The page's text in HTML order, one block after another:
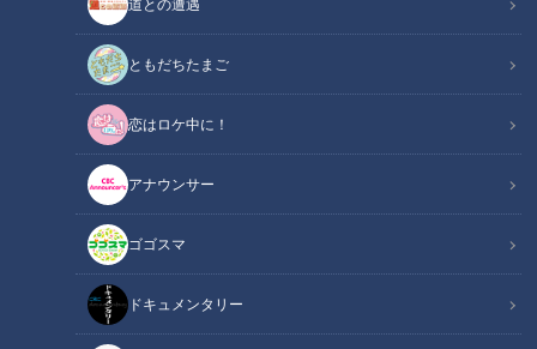
道との遭遇
ともだちたまご
恋はロケ中に！
アナウンサー
ゴゴスマ
ドキュメンタリー
「健康カプセル！ゲンキの時間」アーカイブ
身近な健康問題とその改善法を、様々なテーマで紹介する番組
『健康カプセル！ゲンキの時間』。
メインMCに石丸幹二さん、サブMCは坂下千里子さんです。
ドクターは、
昭和大学 医学部 内科学講座
糖尿病・代謝・内分泌内科学部門
教授 医学博士 山岸晶一先生